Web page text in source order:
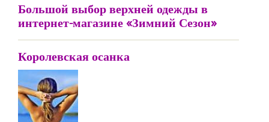
Большой выбор верхней одежды в
интернет-магазине «Зимний Сезон»
Королевская осанка